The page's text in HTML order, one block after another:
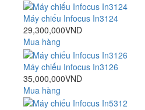
Máy chiếu Infocus In3124
29,300,000VND
Mua hàng
Máy chiếu Infocus In3126
35,000,000VND
Mua hàng